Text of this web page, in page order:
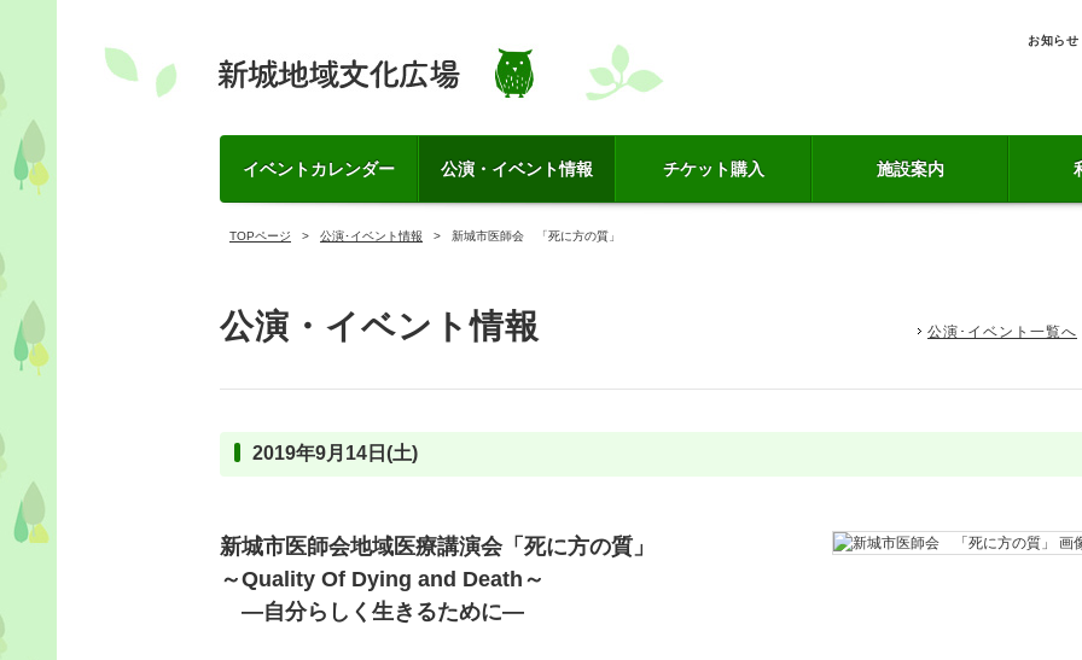
お知らせ
イベントカレンダー 公演・イベント情報 チケット購入 施設案内
TOPページ 公演･イベント情報 新城市医師会 「死に方の質」
公演・イベント情報 公演･イベント一覧へ
2019年9月14日(土)
新城市医師会地域医療講演会「死に方の質」
～Quality Of Dying and Death～
―自分らしく生きるために―